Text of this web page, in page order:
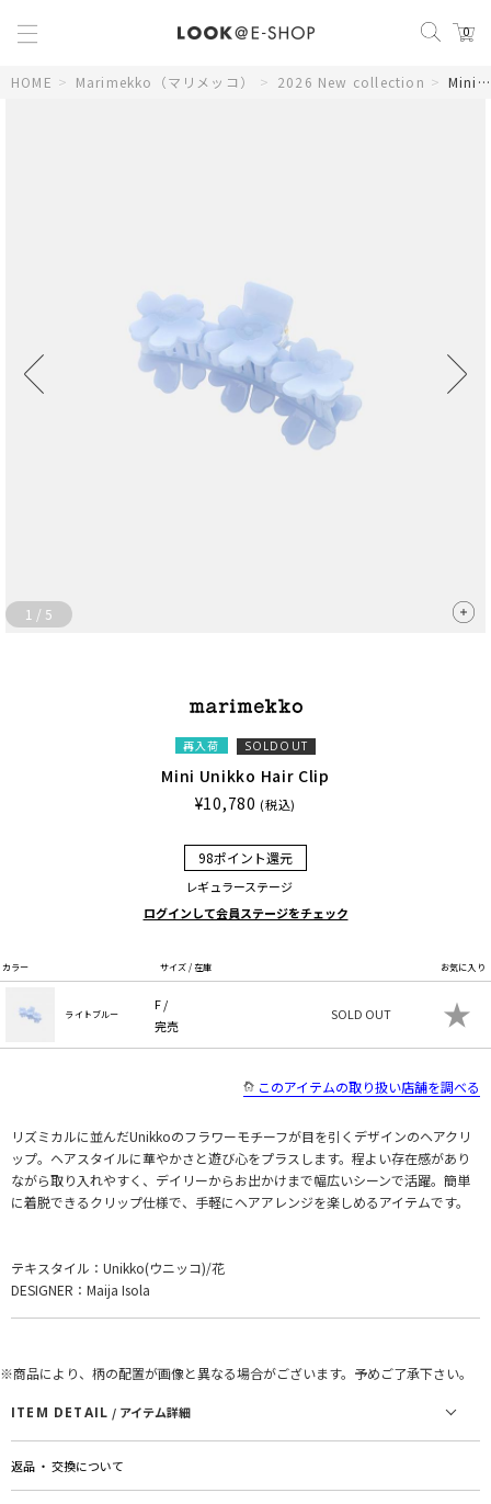
0
HOME > Marimekko（マリメッコ） > 2026 New collection > Mini Unikko Hair Clip
1 / 5
再入荷 SOLDOUT
Mini Unikko Hair Clip
¥10,780 (税込)
98ポイント還元
レギュラーステージ
ログインして会員ステージをチェック
カラー サイズ / 在庫 お気に入り
ライトブルー
F /
完売
SOLD OUT ★
このアイテムの取り扱い店舗を調べる
リズミカルに並んだUnikkoのフラワーモチーフが目を引くデザインのヘアクリ
ップ。ヘアスタイルに華やかさと遊び心をプラスします。程よい存在感があり
ながら取り入れやすく、デイリーからお出かけまで幅広いシーンで活躍。簡単
に着脱できるクリップ仕様で、手軽にヘアアレンジを楽しめるアイテムです。
テキスタイル：Unikko(ウニッコ)/花
DESIGNER：Maija Isola
※商品により、柄の配置が画像と異なる場合がございます。予めご了承下さい。
ITEM DETAIL / アイテム詳細
返品 ・ 交換について